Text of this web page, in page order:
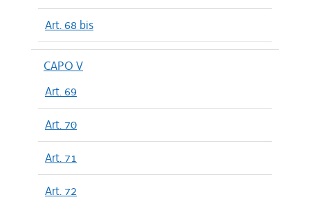
Art. 68 bis
CAPO V
Art. 69
Art. 70
Art. 71
Art. 72